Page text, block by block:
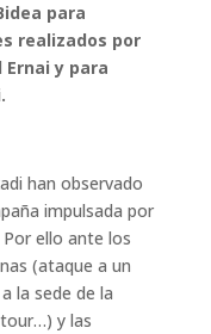
para
realizados por
y para
han observado
impulsada por
ello ante los
(ataque a un
la sede de la
y las